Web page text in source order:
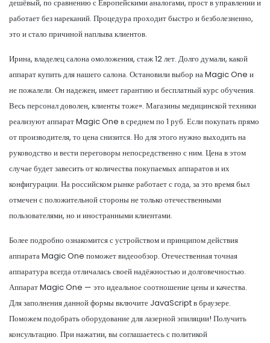
дешёвый, по сравнению с Европейскими аналогами, прост в управлении и
работает без нареканий. Процедура проходит быстро и безболезненно,
это и стало причиной наплыва клиентов.
Ирина, владелец салона омоложения, стаж 12 лет. Долго думали, какой
аппарат купить для нашего салона. Остановили выбор на Magic One и
не пожалели. Он надежен, имеет гарантию и бесплатный курс обучения.
Весь персонал доволен, клиенты тоже». Магазины медицинской техники
реализуют аппарат Magic One в среднем по 1 руб. Если покупать прямо
от производителя, то цена снизится. Но для этого нужно выходить на
руководство и вести переговоры непосредственно с ним. Цена в этом
случае будет завесить от количества покупаемых аппаратов и их
конфигурации. На российском рынке работает с года, за это время был
отмечен с положительной стороны не только отечественными
пользователями, но и иностранными клиентами.
Более подробно ознакомится с устройством и принципом действия
аппарата Magic One поможет видеообзор. Отечественная точная
аппаратура всегда отличалась своей надёжностью и долговечностью.
Аппарат Magic One — это идеальное соотношение цены и качества.
Для заполнения данной формы включите JavaScript в браузере.
Поможем подобрать оборудование для лазерной эпиляции! Получить
консультацию. При нажатии, вы соглашаетесь с политикой